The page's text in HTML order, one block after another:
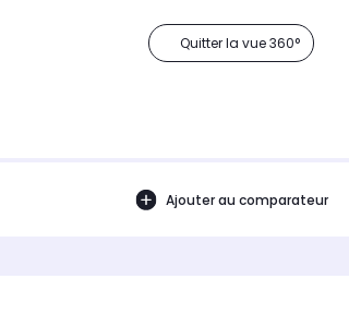
Quitter la vue 360°
Ajouter au comparateur